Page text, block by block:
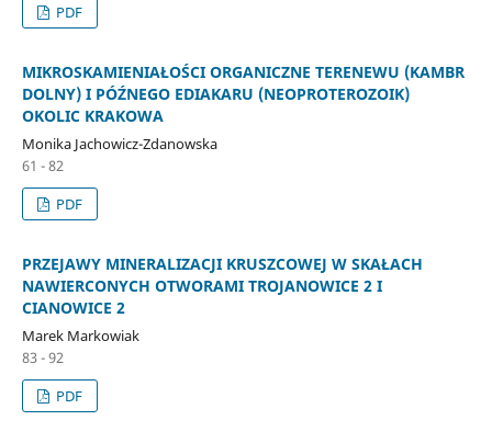
PDF
MIKROSKAMIENIAŁOŚCI ORGANICZNE TERENEWU (KAMBR
DOLNY) I PÓŹNEGO EDIAKARU (NEOPROTEROZOIK)
OKOLIC KRAKOWA
Monika Jachowicz-Zdanowska
61 - 82
PDF
PRZEJAWY MINERALIZACJI KRUSZCOWEJ W SKAŁACH
NAWIERCONYCH OTWORAMI TROJANOWICE 2 I
CIANOWICE 2
Marek Markowiak
83 - 92
PDF